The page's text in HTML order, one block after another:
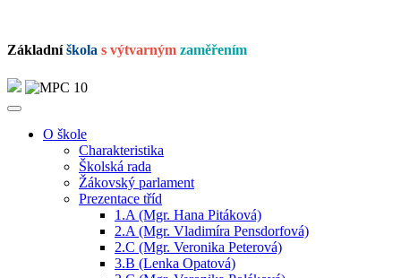
Základníškola s výtvarným zaměřením
O škole
Charakteristika
Školská rada
Žákovský parlament
Prezentace tříd
1.A (Mgr. Hana Pitáková)
2.A (Mgr. Vladimíra Pensdorfová)
2.C (Mgr. Veronika Peterová)
3.B (Lenka Opatová)